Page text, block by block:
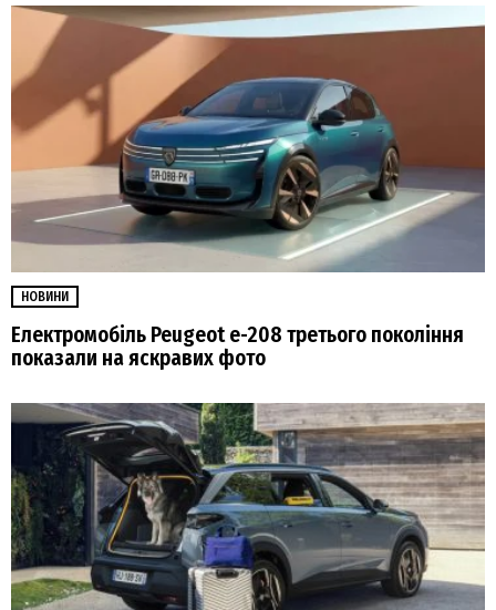
НОВИНИ
Електромобіль Peugeot е-208 третього покоління
показали на яскравих фото